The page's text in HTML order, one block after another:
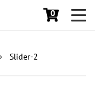
0
Slider-2